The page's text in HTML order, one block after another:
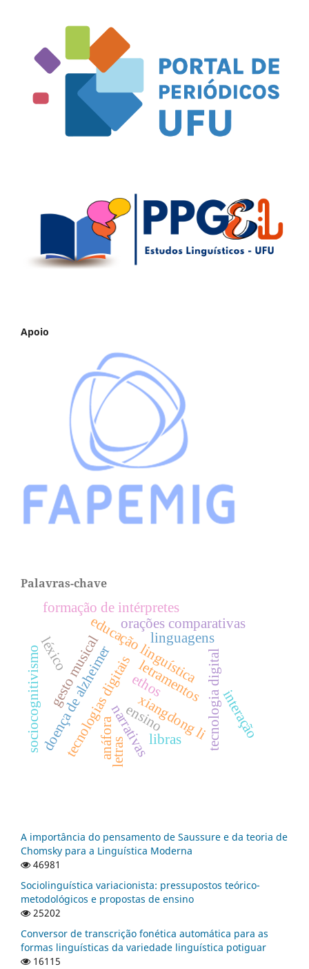
Apoio
Palavras-chave
linguagens
letramentos
ensino tecnologia digital
educação linguística
tecnologias digitaisxiangdong li
formação de intérpretes
doença de alzheimernarrativas interação
sociocognitivismo anáfora
orações comparativas
gesto musical ethos
léxico
libras
letras
A importância do pensamento de Saussure e da teoria de
Chomsky para a Linguística Moderna
46981
Sociolinguística variacionista: pressupostos teórico-
metodológicos e propostas de ensino
25202
Conversor de transcrição fonética automática para as
formas linguísticas da variedade linguística potiguar
16115